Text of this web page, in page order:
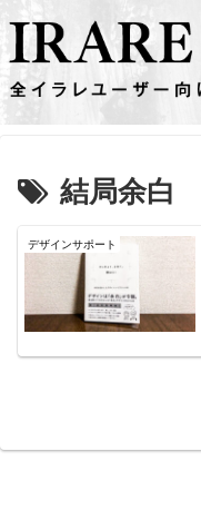
結局余白
デザインサポート